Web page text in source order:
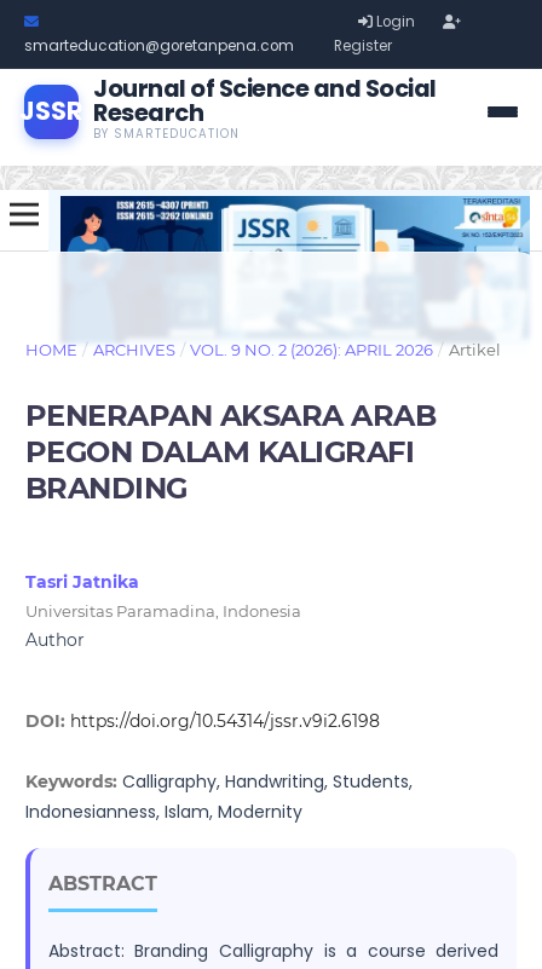
smarteducation@goretanpena.com
Login
Register
JSSR
Journal of Science and Social
Research
BY SMARTEDUCATION
HOME / ARCHIVES / VOL. 9 NO. 2 (2026): APRIL 2026 / Artikel
PENERAPAN AKSARA ARAB
PEGON DALAM KALIGRAFI
BRANDING
Tasri Jatnika
Universitas Paramadina, Indonesia
Author
DOI: https://doi.org/10.54314/jssr.v9i2.6198
Keywords: Calligraphy, Handwriting, Students,
Indonesianness, Islam, Modernity
ABSTRACT
Abstract: Branding Calligraphy is a course derived